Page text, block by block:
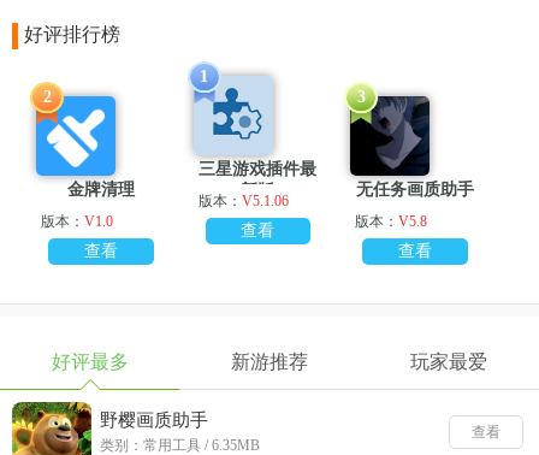
好评排行榜
金牌清理
版本： V1.0
查看
2
三星游戏插件最
新版
版本： V5.1.06
查看
1
无任务画质助手
版本：V5.8
查看
3
好评最多 新游推荐 玩家最爱
野樱画质助手
类别：常用工具 / 6.35MB
查看